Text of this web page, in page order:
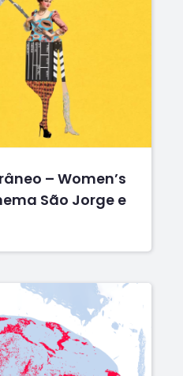
– Women’s
São Jorge e